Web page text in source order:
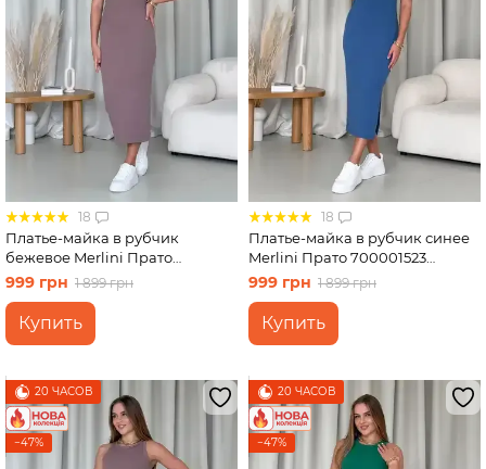
18
Платье-майка в рубчик
бежевое Merlini Прато
700001522 размер L-XL
999 грн 1 899 грн
Купить
18
Платье-майка в рубчик синее
Merlini Прато 700001523
размер L-XL
999 грн 1 899 грн
Купить
20 ЧАСОВ
−47%
20 ЧАСОВ
−47%